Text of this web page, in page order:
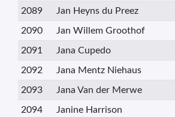
2089 Jan Heyns du Preez
2090 Jan Willem Groothof
2091 Jana Cupedo
2092 Jana Mentz Niehaus
2093 Jana Van der Merwe
2094 Janine Harrison